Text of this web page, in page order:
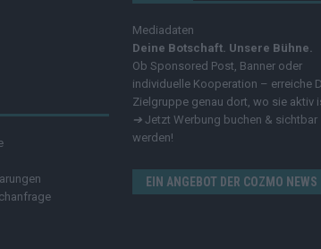
Mediadaten
Deine Botschaft. Unsere Bühne.
Ob Sponsored Post, Banner oder
individuelle Kooperation – erreiche
Zielgruppe genau dort, wo sie aktiv
➔ Jetzt Werbung buchen & sichtbar
werden!
EIN ANGEBOT DER COZMO NEWS